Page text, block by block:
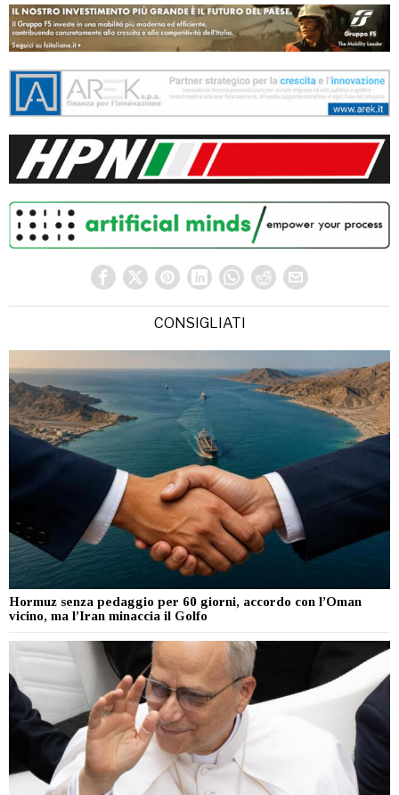
CONSIGLIATI
Hormuz senza pedaggio per 60 giorni, accordo con l’Oman
vicino, ma l’Iran minaccia il Golfo